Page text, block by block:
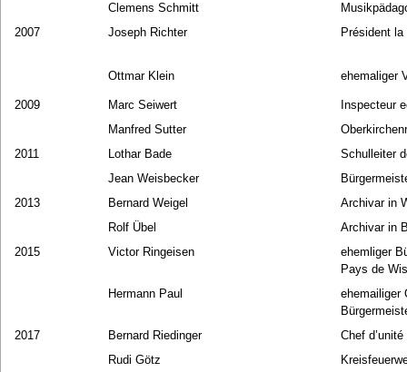
Clemens Schmitt
2007
Joseph Richter Président
Ottmar Klein ehemaliger
2009 Marc Seiwert
Inspecteur
Manfred Sutter
2011
Lothar Bade
Schulleiter
Jean Weisbecker
2013
Bernard Weigel
Archivar in
Rolf Übel
Archivar in
2015
Victor Ringeisen
ehemliger
Pays de
Hermann Paul
ehemailiger
2017
Bernard Riedinger
Chef
Rudi Götz